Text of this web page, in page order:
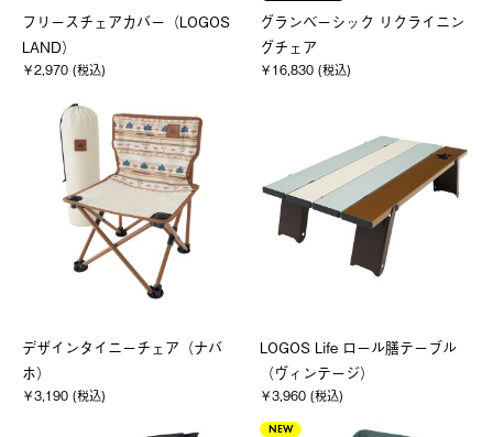
フリースチェアカバー（LOGOS
LAND）
￥2,970 (税込)
グランベーシック リクライニン
グチェア
￥16,830 (税込)
デザインタイニーチェア（ナバ
ホ）
￥3,190 (税込)
LOGOS Life ロール膳テーブル
（ヴィンテージ）
￥3,960 (税込)
NEW